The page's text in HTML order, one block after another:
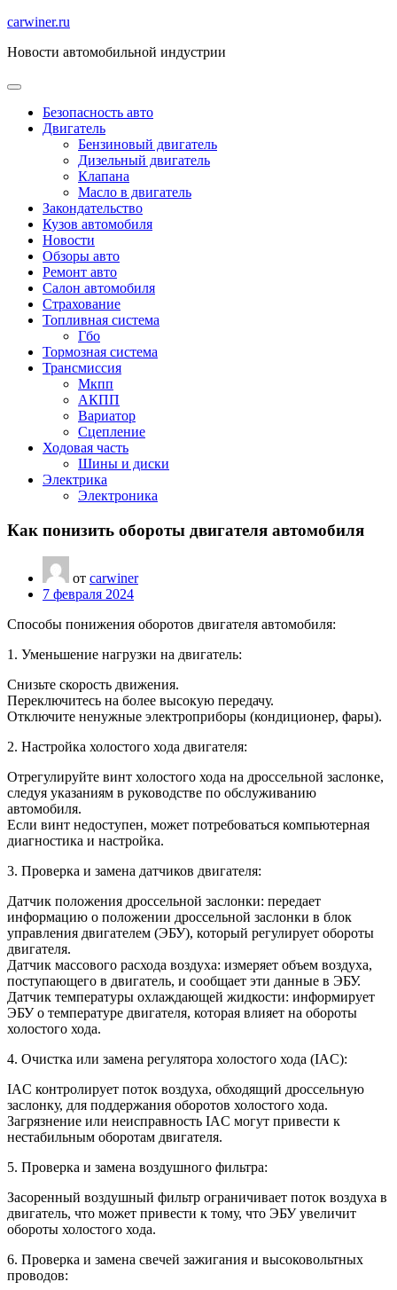
Перейти
содержимому
carwiner.ru
Новости автомобильной индустрии
Безопасность авто
Двигатель
Бензиновый двигатель
Дизельный двигатель
Клапана
Масло в двигатель
Закондательство
Кузов автомобиля
Новости
Обзоры авто
Ремонт авто
Салон автомобиля
Страхование
Топливная система
Гбо
Тормозная система
Трансмиссия
Мкпп
АКПП
Вариатор
Сцепление
Ходовая часть
Шины и диски
Электрика
Электроника
Как понизить обороты двигателя автомобиля
от carwiner
7 февраля 2024
Способы понижения оборотов двигателя автомобиля:
1. Уменьшение нагрузки на двигатель:
Снизьте скорость движения.
Переключитесь на более высокую передачу.
Отключите ненужные электроприборы (кондиционер, фары).
2. Настройка холостого хода двигателя:
Отрегулируйте винт холостого хода на дроссельной заслонке,
следуя указаниям в руководстве по обслуживанию
автомобиля.
Если винт недоступен, может потребоваться компьютерная
диагностика и настройка.
3. Проверка и замена датчиков двигателя:
Датчик положения дроссельной заслонки: передает
информацию о положении дроссельной заслонки в блок
управления двигателем (ЭБУ), который регулирует обороты
двигателя.
Датчик массового расхода воздуха: измеряет объем воздуха,
поступающего в двигатель, и сообщает эти данные в ЭБУ.
Датчик температуры охлаждающей жидкости: информирует
ЭБУ о температуре двигателя, которая влияет на обороты
холостого хода.
4. Очистка или замена регулятора холостого хода (IAC):
IAC контролирует поток воздуха, обходящий дроссельную
заслонку, для поддержания оборотов холостого хода.
Загрязнение или неисправность IAC могут привести к
нестабильным оборотам двигателя.
5. Проверка и замена воздушного фильтра:
Засоренный воздушный фильтр ограничивает поток воздуха в
двигатель, что может привести к тому, что ЭБУ увеличит
обороты холостого хода.
6. Проверка и замена свечей зажигания и высоковольтных
проводов: